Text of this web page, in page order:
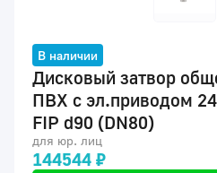
В наличии
Дисковый затвор
ПВХ c эл.приводом
FIP d90 (DN80)
для юр. лиц
144544 ₽